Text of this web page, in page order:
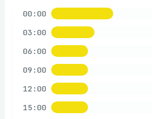
00:00
03:00
06:00
09:00
12:00
15:00